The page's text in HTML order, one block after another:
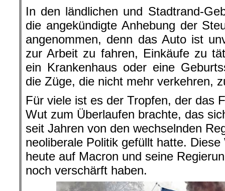
In den ländlichen und Stadtrand-
die angekündigte Anhebung der
angenommen, denn das Auto ist
zur Arbeit zu fahren, Einkäufe zu
ein Krankenhaus oder eine
die Züge, die nicht mehr verkehren,
Für viele ist es der Tropfen, der das
Wut zum Überlaufen brachte, das
seit Jahren von den wechselnden
neoliberale Politik gefüllt hatte.
heute auf Macron und seine
noch verschärft haben.